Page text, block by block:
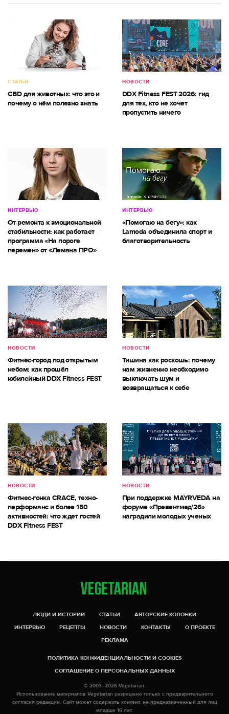
СТАТЬИ
CBD для животных: что это и
почему о нём полезно знать
НОВОСТИ
DDX Fitness FEST 2026: гид
для тех, кто не хочет
пропустить ничего
ИНТЕРВЬЮ
От ремонта к эмоциональной
стабильности: как работает
программа «На пороге
перемен» от «Лемана ПРО»
ИНТЕРВЬЮ
«Помогаю на бегу»: как
Lamoda объединила спорт и
благотворительность
НОВОСТИ
Фитнес-город под открытым
небом: как прошёл
юбилейный DDX Fitness FEST
НОВОСТИ
Тишина как роскошь: почему
нам жизненно необходимо
выключать шум и
возвращаться к себе
НОВОСТИ
Фитнес-гонка CRACE, техно-
перформанс и более 150
активностей: что ждет гостей
DDX Fitness FEST
НОВОСТИ
При поддержке MAYRVEDA на
форуме «Превентмед’26»
наградили молодых ученых
ЛЮДИ И ИСТОРИИ СТАТЬИ
АВТОРСКИЕ КОЛОНКИ
ИНТЕРВЬЮ
РЕЦЕПТЫ НОВОСТИ КОНТАКТЫ
О ПРОЕКТЕ
РЕКЛАМА
ПОЛИТИКА КОНФИДЕНЦИАЛЬНОСТИ И COOKIES
СОГЛАШЕНИЕ О ПЕРСОНАЛЬНЫХ ДАННЫХ
© 2003–2026 Vegetarian.
Использование материалов Vegetarian разрешено только с предварительного
согласия редакции. Сайт может содержать контент, не предназначенный для лиц
младше 16 лет.